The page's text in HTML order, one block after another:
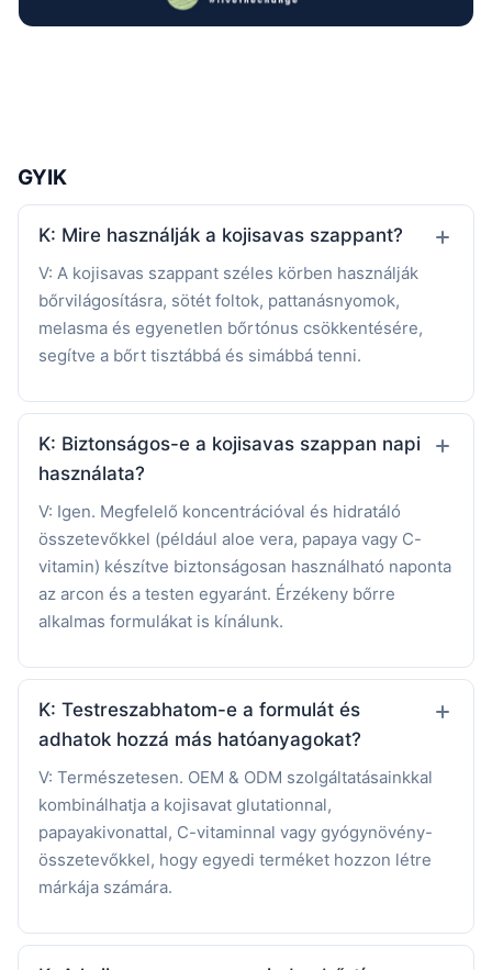
GYIK
K: Mire használják a kojisavas szappant?
V: A kojisavas szappant széles körben használják
bőrvilágosításra, sötét foltok, pattanásnyomok,
melasma és egyenetlen bőrtónus csökkentésére,
segítve a bőrt tisztábbá és simábbá tenni.
K: Biztonságos-e a kojisavas szappan napi
használata?
V: Igen. Megfelelő koncentrációval és hidratáló
összetevőkkel (például aloe vera, papaya vagy C-
vitamin) készítve biztonságosan használható naponta
az arcon és a testen egyaránt. Érzékeny bőrre
alkalmas formulákat is kínálunk.
K: Testreszabhatom-e a formulát és
adhatok hozzá más hatóanyagokat?
V: Természetesen. OEM & ODM szolgáltatásainkkal
kombinálhatja a kojisavat glutationnal,
papayakivonattal, C-vitaminnal vagy gyógynövény-
összetevőkkel, hogy egyedi terméket hozzon létre
márkája számára.